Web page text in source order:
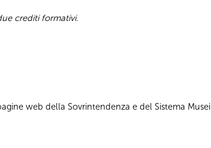
crediti formativi.
web della Sovrintendenza e del Sistema Musei